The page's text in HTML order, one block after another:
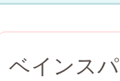
ベインス